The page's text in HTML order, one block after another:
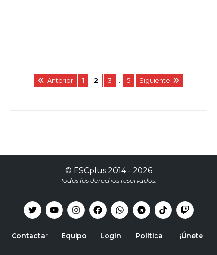
Anterior 1 2 3 5 Siguiente
© ESCplus2014 - 2026
Todos los derechos reservados.
Contactar Equipo Login Política ¡Únete